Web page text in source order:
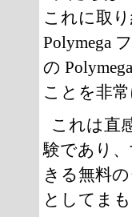
これに取
Polymega
の
ことを非
これは直
験であり
きる無料
としてま